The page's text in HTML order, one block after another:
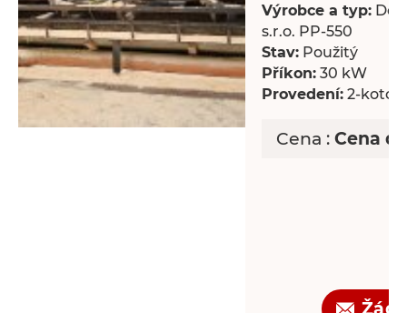
Výrobce a typ:
s.r.o. PP-550
Stav: Použitý
Příkon: 30 kW
Provedení: 2-
Cena : Cena